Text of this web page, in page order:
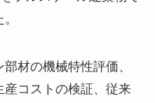
材の機械特性評価、
コストの検証、従来